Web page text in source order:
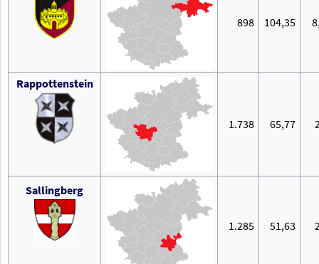
898 104,35
Rappottenstein
1.738 65,77
Sallingberg
1.285 51,63